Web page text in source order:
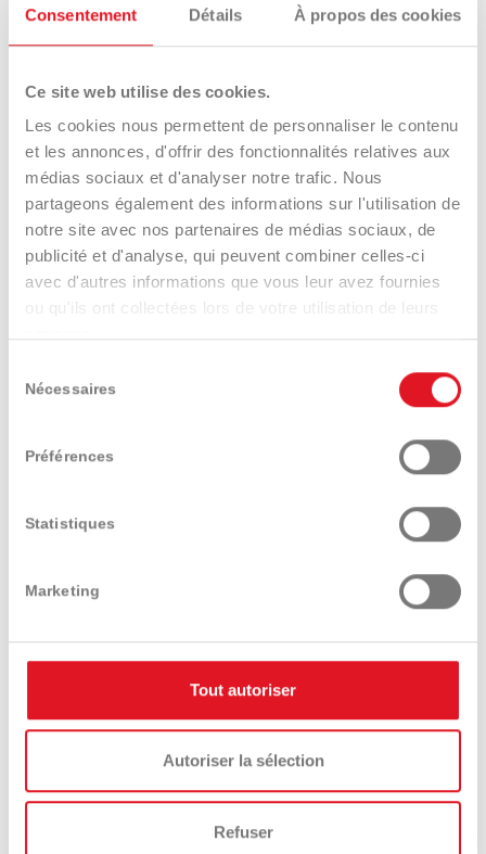
Consentement Détails À propos des cookies
Ce site web utilise des cookies.
Les cookies nous permettent de personnaliser le contenu
et les annonces, d'offrir des fonctionnalités relatives aux
médias sociaux et d'analyser notre trafic. Nous
partageons également des informations sur l'utilisation de
notre site avec nos partenaires de médias sociaux, de
publicité et d'analyse, qui peuvent combiner celles-ci
avec d'autres informations que vous leur avez fournies
ou qu'ils ont collectées lors de votre utilisation de leurs
Nécessaires
Préférences
Statistiques
Marketing
Tout autoriser
Autoriser la sélection
Refuser
Désherbage
Véhicule utilitaire
électrique
UTV